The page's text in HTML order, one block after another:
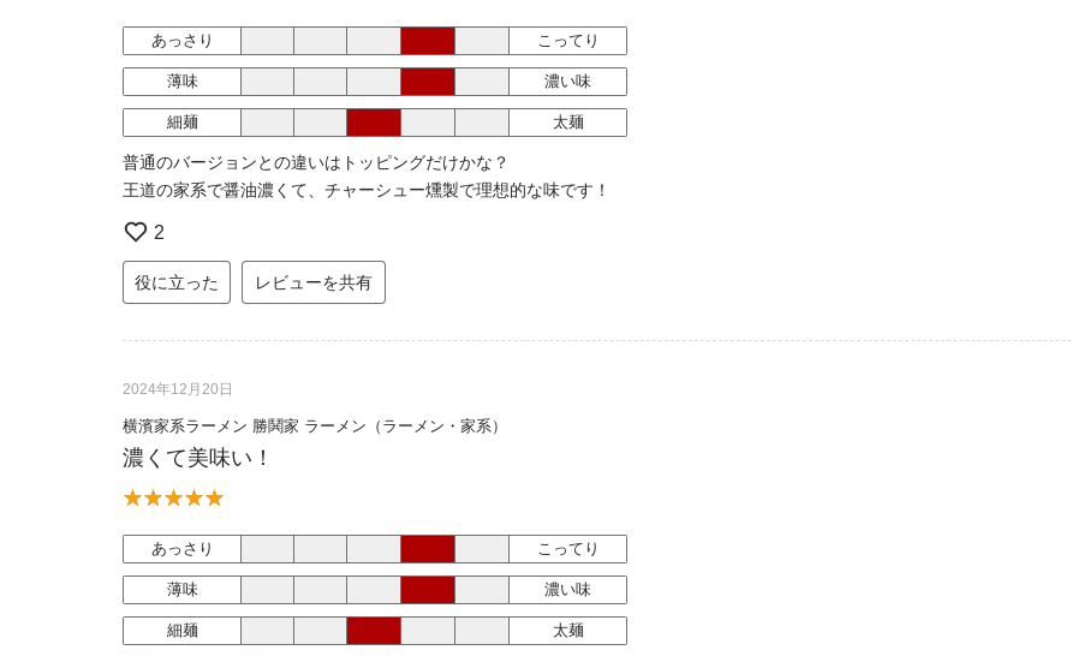
あっさり こってり
薄味 濃い味
細麺 太麺
普通のバージョンとの違いはトッピングだけかな？
王道の家系で醤油濃くて、チャーシュー燻製で理想的な味です！
2
役に立った レビューを共有
2024年12月20日
横濱家系ラーメン 勝鬨家 ラーメン（ラーメン・家系）
濃くて美味い！
あっさり こってり
薄味 濃い味
細麺 太麺